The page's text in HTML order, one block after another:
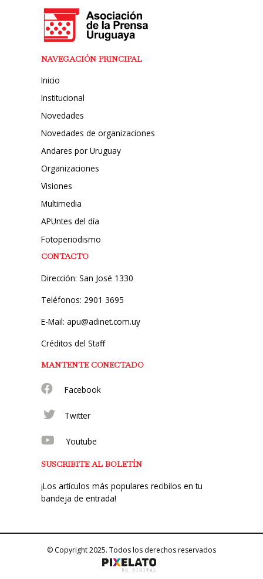
NAVEGACIÓN PRINCIPAL
Inicio
Institucional
Novedades
Novedades de organizaciones
Andares por Uruguay
Organizaciones
Visiones
Multimedia
APUntes del día
Fotoperiodismo
CONTACTO
Dirección: San José 1330
Teléfonos: 2901 3695
E-Mail: apu@adinet.com.uy
Créditos del Staff
MANTENTE CONECTADO
Facebook
Twitter
Youtube
SUSCRIBITE AL BOLETÍN
¡Los artículos más populares recibilos en tu
bandeja de entrada!
© Copyright 2025. Todos los derechos reservados